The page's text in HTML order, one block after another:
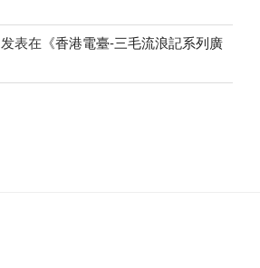
发表在《香港電臺-三毛流浪記系列廣